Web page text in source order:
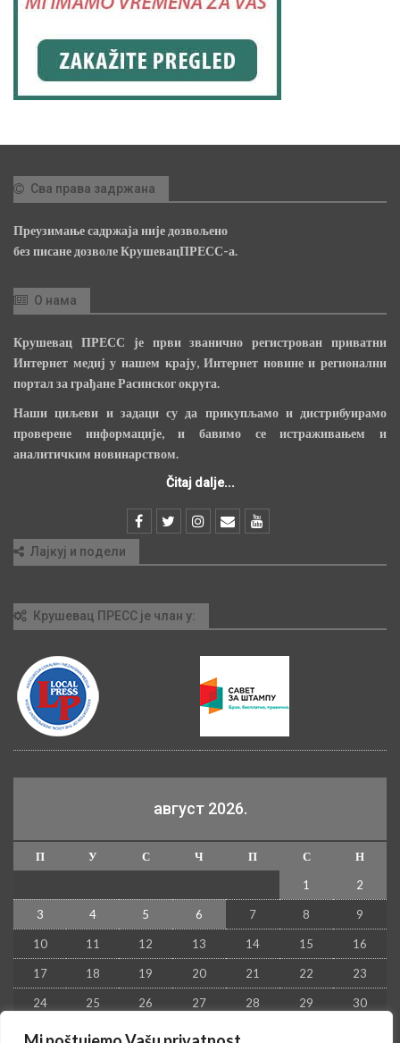
Сва права задржана
Преузимање садржаја није дозвољено
без писане дозволе КрушевацПРЕСС-а.
О нама
Крушевац ПРЕСС је први званично регистрован приватни
Интернет медиј у нашем крају, Интернет новине и регионални
портал за грађане Расинског округа.
Наши циљеви и задаци су да прикупљамо и дистрибуирамо
проверене информације, и бавимо се истраживањем и
аналитичким новинарством.
Čitaj dalje...
Лајкуј и подели
Крушевац ПРЕСС је члан у:
август 2026.
П У С Ч П С
Н
1
2
3 4 5 6 7 8 9
10 11 12 13 14 15 16
17 18 19 20 21 22 23
24 25 26 27 28 29 30
31